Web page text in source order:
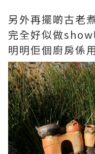
另外再擺啲古老
完全好似做show
明明佢個廚房係